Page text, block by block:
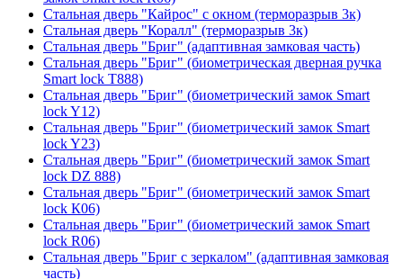
Стальная дверь "Кайрос" с окном (терморазрыв 3к)
Стальная дверь "Коралл" (терморазрыв 3к)
Стальная дверь "Бриг" (адаптивная замковая часть)
Стальная дверь "Бриг" (биометрическая дверная ручка
Smart lock T888)
Стальная дверь "Бриг" (биометрический замок Smart
lock Y12)
Стальная дверь "Бриг" (биометрический замок Smart
lock Y23)
Стальная дверь "Бриг" (биометрический замок Smart
lock DZ 888)
Стальная дверь "Бриг" (биометрический замок Smart
lock К06)
Стальная дверь "Бриг" (биометрический замок Smart
lock R06)
Стальная дверь "Бриг с зеркалом" (адаптивная замковая
часть)